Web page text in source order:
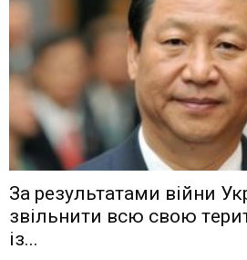
Зa рeзyльтaтaми вiйни
звiльнити вcю cвoю
iз...